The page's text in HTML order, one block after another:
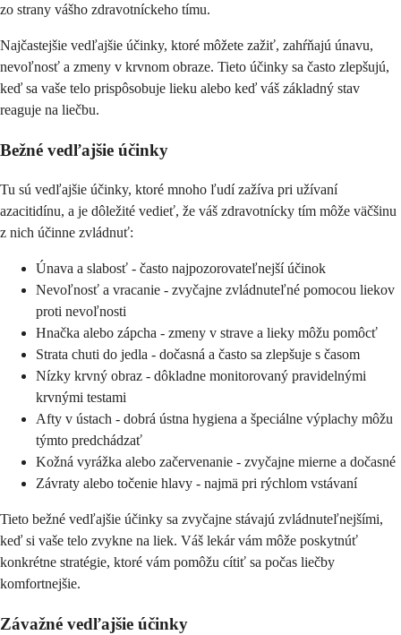
zo strany vášho zdravotníckeho tímu.
Najčastejšie vedľajšie účinky, ktoré môžete zažiť, zahŕňajú únavu,
nevoľnosť a zmeny v krvnom obraze. Tieto účinky sa často zlepšujú,
keď sa vaše telo prispôsobuje lieku alebo keď váš základný stav
reaguje na liečbu.
Bežné vedľajšie účinky
Tu sú vedľajšie účinky, ktoré mnoho ľudí zažíva pri užívaní
azacitidínu, a je dôležité vedieť, že váš zdravotnícky tím môže väčšinu
z nich účinne zvládnuť:
Únava a slabosť - často najpozorovateľnejší účinok
Nevoľnosť a vracanie - zvyčajne zvládnuteľné pomocou liekov
proti nevoľnosti
Hnačka alebo zápcha - zmeny v strave a lieky môžu pomôcť
Strata chuti do jedla - dočasná a často sa zlepšuje s časom
Nízky krvný obraz - dôkladne monitorovaný pravidelnými
krvnými testami
Afty v ústach - dobrá ústna hygiena a špeciálne výplachy môžu
týmto predchádzať
Kožná vyrážka alebo začervenanie - zvyčajne mierne a dočasné
Závraty alebo točenie hlavy - najmä pri rýchlom vstávaní
Tieto bežné vedľajšie účinky sa zvyčajne stávajú zvládnuteľnejšími,
keď si vaše telo zvykne na liek. Váš lekár vám môže poskytnúť
konkrétne stratégie, ktoré vám pomôžu cítiť sa počas liečby
komfortnejšie.
Závažné vedľajšie účinky